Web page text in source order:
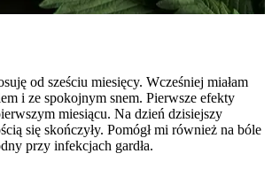
od sześciu miesięcy. Wcześniej miałam
i ze spokojnym snem. Pierwsze efekty
miesiącu. Na dzień dzisiejszy
się skończyły. Pomógł mi również na bóle
przy infekcjach gardła.